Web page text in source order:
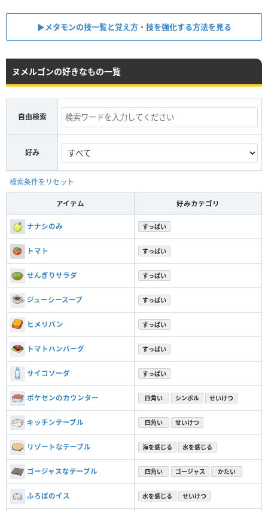
▶︎メタモンの技一覧と覚え方・技を強化する方法を見る
ヌメルゴンの好きなもの一覧
自由検索
好み
検索条件をリセット
アイテム 好みカテゴリ
ナナシのみ すっぱい
トマト すっぱい
せんぎりサラダ すっぱい
ジューシースープ すっぱい
ヒメリパン すっぱい
トマトハンバーグ すっぱい
サイコソーダ すっぱい
ポケセンのカウンター 四角い シンボル せいけつ
キッチンテーブル 四角い せいけつ
リゾートなテーブル 海を感じる 水を感じる
ゴージャスなテーブル 四角い ゴージャス かたい
ふろばのイス 水を感じる せいけつ